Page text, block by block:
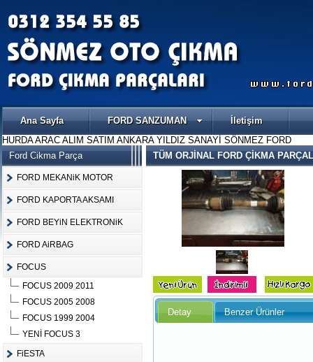
Ana Sayfa FORD SANZUMAN
İletişim
HURDA ARAC ALIM SATIM ANKARA YILDIZ SANAYİ SÖNMEZ FORD
Ford Cikma Parça
FORD MEKANiK MOTOR
FORD KAPORTA AKSAMI
FORD BEYiN ELEKTRONiK
FORD AiRBAG
FOCUS
FOCUS 2009 2011
FOCUS 2005 2008
FOCUS 1999 2004
YENİ FOCUS 3
FiESTA
TÜM ORJİNAL FORD ÇİKMA
Detay Benzer Ürünler